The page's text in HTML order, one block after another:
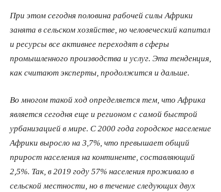
При этом сегодня половина рабочей силы Африки
занята в сельском хозяйстве, но человеческий капитал
и ресурсы все активнее переходят в сферы
промышленного производства и услуг. Эта тенденция,
как считают эксперты, продолжится и дальше.
Во многом такой ход определяется тем, что Африка
является сегодня еще и регионом с самой быстрой
урбанизацией в мире. С 2000 года городское население
Африки выросло на 3,7%, что превышает общий
прирост населения на континенте, составляющий
2,5%. Так, в 2019 году 57% населения проживало в
сельской местности, но в течение следующих двух